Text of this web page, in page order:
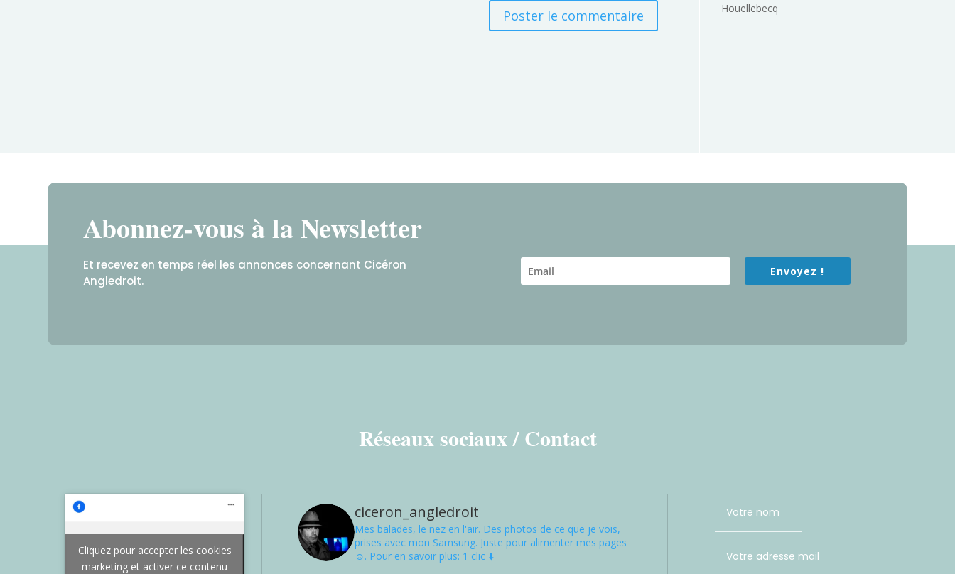
Houellebecq
Abonnez-vous à la Newsletter
Et recevez en temps réel les annonces concernant Cicéron
Angledroit.
Envoyez !
Réseaux sociaux / Contact
Cliquez pour accepter les cookies
marketing et activer ce contenu
ciceron_angledroit
Mes balades, le nez en l'air. Des photos de ce que je vois,
prises avec mon Samsung. Juste pour alimenter mes pages
☺. Pour en savoir plus: 1 clic ⬇️